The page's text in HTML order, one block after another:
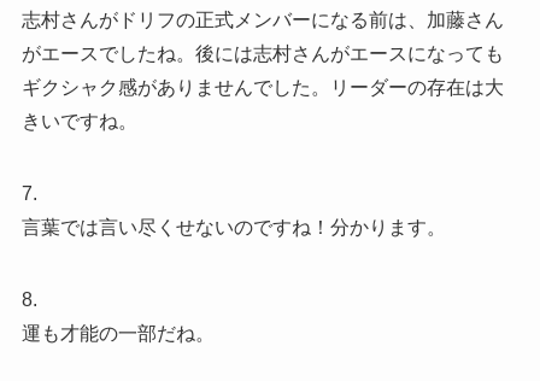
志村さんがドリフの正式メンバーになる前は、加藤さん
がエースでしたね。後には志村さんがエースになっても
ギクシャク感がありませんでした。リーダーの存在は大
きいですね。
7.
言葉では言い尽くせないのですね！分かります。
8.
運も才能の一部だね。